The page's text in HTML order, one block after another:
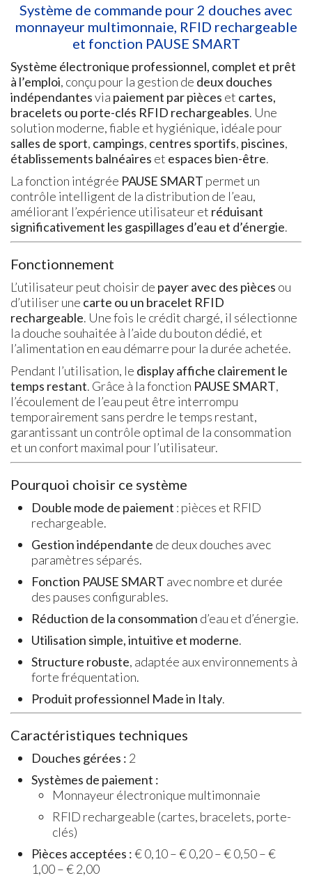
Système de commande pour 2 douches avec
monnayeur multimonnaie, RFID rechargeable
et fonction PAUSE SMART
Système électronique professionnel, complet et prêt
à l’emploi, conçu pour la gestion de deux douches
indépendantesvia paiement par pièces et cartes,
bracelets ou porte-clés RFID rechargeables. Une
solution moderne, fiable et hygiénique, idéale pour
salles de sport, campings, centres sportifs, piscines,
établissements balnéaires et espaces bien-être.
La fonction intégrée PAUSE SMART permet un
contrôle intelligent de la distribution de l’eau,
améliorant l’expérience utilisateur et réduisant
significativement les gaspillages d’eau et d’énergie.
Fonctionnement
L’utilisateur peut choisir de payer avec des pièces ou
d’utiliser une carte ou un bracelet RFID
rechargeable. Une fois le crédit chargé, il sélectionne
la douche souhaitée à l’aide du bouton dédié, et
l’alimentation en eau démarre pour la durée achetée.
Pendant l’utilisation, le display affiche clairement le
temps restant. Grâce à la fonction PAUSE SMART,
l’écoulement de l’eau peut être interrompu
temporairement sans perdre le temps restant,
garantissant un contrôle optimal de la consommation
et un confort maximal pour l’utilisateur.
Pourquoi choisir ce système
Double mode de paiement : pièces et RFID
rechargeable.
Gestion indépendante de deux douches avec
paramètres séparés.
Fonction PAUSE SMART avec nombre et durée
des pauses configurables.
Réduction de la consommation d’eau et d’énergie.
Utilisation simple, intuitive et moderne.
Structure robuste, adaptée aux environnements à
forte fréquentation.
Produit professionnel Made in Italy.
Caractéristiques techniques
Douches gérées : 2
Systèmes de paiement :
Monnayeur électronique multimonnaie
RFID rechargeable (cartes, bracelets, porte-
clés)
Pièces acceptées :€ 0,10 – € 0,20 – € 0,50 – €
1,00 – € 2,00